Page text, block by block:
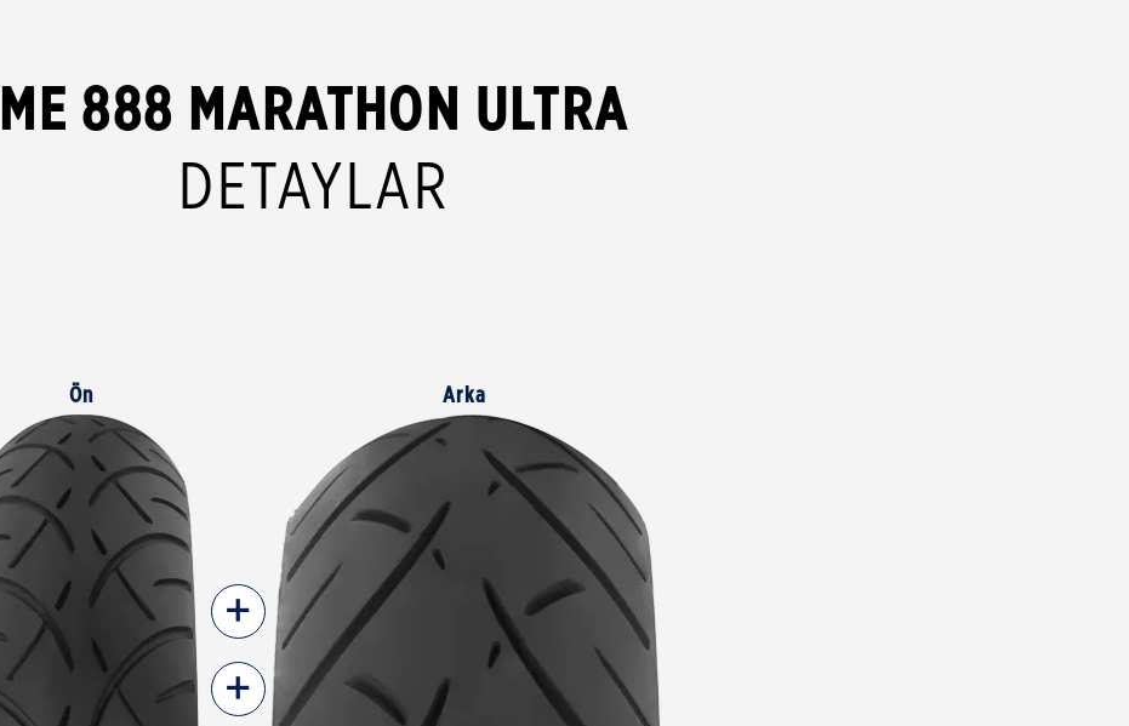
ME 888 MARATHON ULTRA
DETAYLAR
Ön Arka
+
+